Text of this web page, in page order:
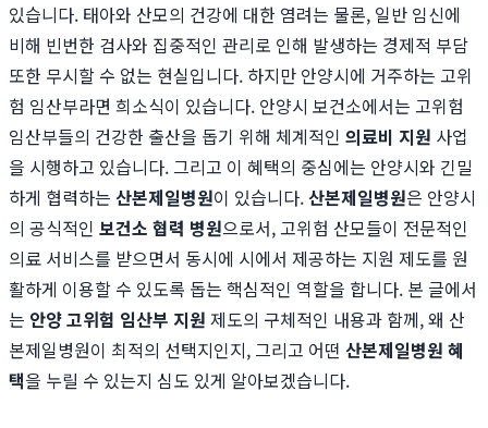
있습니다. 태아와 산모의 건강에 대한 염려는 물론, 일반 임신에
비해 빈번한 검사와 집중적인 관리로 인해 발생하는 경제적 부담
또한 무시할 수 없는 현실입니다. 하지만 안양시에 거주하는 고위
험 임산부라면 희소식이 있습니다. 안양시 보건소에서는 고위험
임산부들의 건강한 출산을 돕기 위해 체계적인 의료비 지원 사업
을 시행하고 있습니다. 그리고 이 혜택의 중심에는 안양시와 긴밀
하게 협력하는 산본제일병원이 있습니다.산본제일병원은 안양시
의 공식적인 보건소 협력 병원으로서, 고위험 산모들이 전문적인
의료 서비스를 받으면서 동시에 시에서 제공하는 지원 제도를 원
활하게 이용할 수 있도록 돕는 핵심적인 역할을 합니다. 본 글에서
는 안양 고위험 임산부 지원 제도의 구체적인 내용과 함께, 왜 산
본제일병원이 최적의 선택지인지, 그리고 어떤 산본제일병원 혜
택을 누릴 수 있는지 심도 있게 알아보겠습니다.